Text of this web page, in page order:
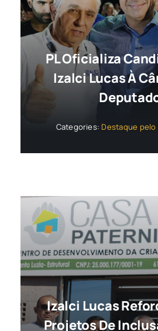
PL Oficializa
Izalci Lucas À
Categories: Destaque pelo
Izalci Lucas
Projetos De